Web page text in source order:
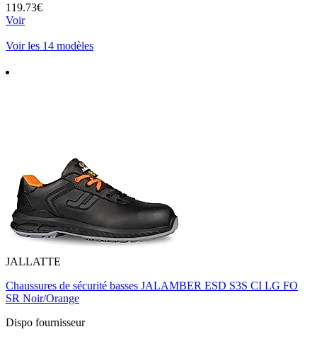
119.73€
Voir
Voir les 14 modèles
JALLATTE
Chaussures de sécurité basses JALAMBER ESD S3S CI LG FO
SR Noir/Orange
Dispo fournisseur